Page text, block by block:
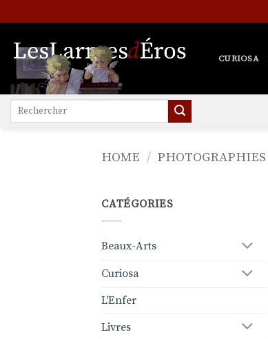
to
content
CURIOSA
Search
HOME / PHOTOGRAPHIES
CATÉGORIES
Beaux-Arts
Curiosa
L'Enfer
Livres